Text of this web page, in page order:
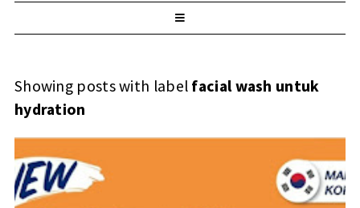
Showing posts with label facial wash untuk
hydration